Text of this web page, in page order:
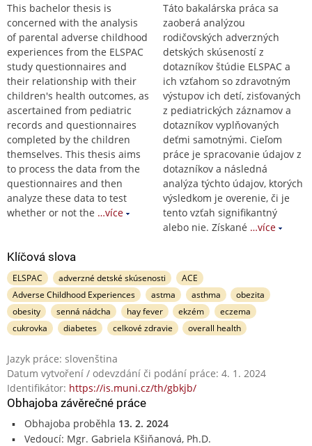
This bachelor thesis is
concerned with the analysis
of parental adverse childhood
experiences from the ELSPAC
study questionnaires and
their relationship with their
children's health outcomes, as
ascertained from pediatric
records and questionnaires
completed by the children
themselves. This thesis aims
to process the data from the
questionnaires and then
analyze these data to test
whether or not the …více
Táto bakalárska práca sa
zaoberá analýzou
rodičovských adverzných
detských skúseností z
dotazníkov štúdie ELSPAC a
ich vzťahom so zdravotným
výstupov ich detí, zisťovaných
z pediatrických záznamov a
dotazníkov vyplňovaných
deťmi samotnými. Cieľom
práce je spracovanie údajov z
dotazníkov a následná
analýza týchto údajov, ktorých
výsledkom je overenie, či je
tento vzťah signifikantný
alebo nie. Získané …více
Klíčová slova
ELSPAC adverzné detské skúsenosti
ACE
Adverse Childhood Experiences
astma asthma
obezita
obesity
senná nádcha hay fever ekzém
eczema
cukrovka
diabetes celkové zdravie overall health
Jazyk práce: slovenština
Datum vytvoření / odevzdání či podání práce: 4. 1. 2024
Identifikátor: https://is.muni.cz/th/gbkjb/
Obhajoba závěrečné práce
Obhajoba proběhla 13. 2. 2024
Vedoucí: Mgr. Gabriela Kšiňanová, Ph.D.